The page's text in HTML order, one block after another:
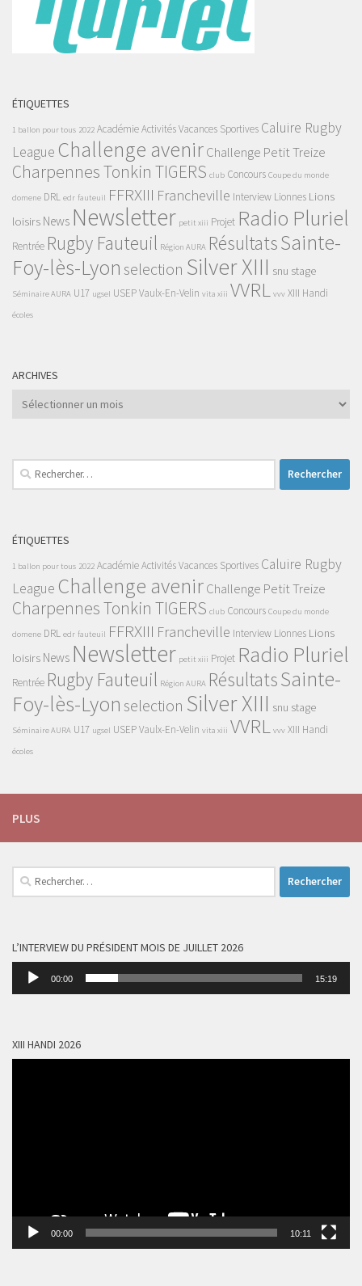
ÉTIQUETTES
1 ballon pour tous 2022 AcadémieActivités Vacances Sportives Caluire Rugby
League Challenge avenirChallenge Petit Treize
Charpennes Tonkin TIGERS club Concours Coupe du monde
domene DRL edr fauteuil FFRXIII Francheville Interview Lionnes Lions
loisirs News Newsletter petit xiii Projet Radio Pluriel
Rentrée Rugby Fauteuil Région AURA RésultatsSainte-
Foy-lès-Lyon selection Silver XIII snu stage
Séminaire AURA U17 ugsel USEPVaulx-En-Velin vita xiii VVRL vvv XIII Handi
écoles
ARCHIVES
Archives
Rechercher :
ÉTIQUETTES
1 ballon pour tous 2022 AcadémieActivités Vacances Sportives Caluire Rugby
League Challenge avenirChallenge Petit Treize
Charpennes Tonkin TIGERS club Concours Coupe du monde
domene DRL edr fauteuil FFRXIII Francheville Interview Lionnes Lions
loisirs News Newsletter petit xiii Projet Radio Pluriel
Rentrée Rugby Fauteuil Région AURA RésultatsSainte-
Foy-lès-Lyon selection Silver XIII snu stage
Séminaire AURA U17 ugsel USEPVaulx-En-Velin vita xiii VVRL vvv XIII Handi
écoles
PLUS
Rechercher :
L’INTERVIEW DU PRÉSIDENT MOIS DE JUILLET 2026
Lecteur
00:00 15:19
XIII HANDI 2026
00:00 10:11